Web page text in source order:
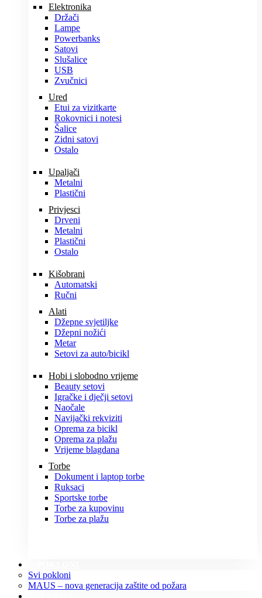
Elektronika
Držači
Lampe
Powerbanks
Satovi
Slušalice
USB
Zvučnici
Ured
Etui za vizitkarte
Rokovnici i notesi
Šalice
Zidni satovi
Ostalo
Upaljači
Metalni
Plastični
Privjesci
Drveni
Metalni
Plastični
Ostalo
Kišobrani
Automatski
Ručni
Alati
Džepne svjetiljke
Džepni nožići
Metar
Setovi za auto/bicikl
Hobi i slobodno vrijeme
Beauty setovi
Igračke i dječji setovi
Naočale
Navijački rekviziti
Oprema za bicikl
Oprema za plažu
Vrijeme blagdana
Torbe
Dokument i laptop torbe
Ruksaci
Sportske torbe
Torbe za kupovinu
Torbe za plažu
Svi pokloni
MAUS – nova generacija zaštite od požara